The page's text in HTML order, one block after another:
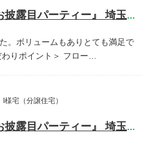
開催しました! 『新築お披露目パーティー』 埼玉県三郷市 S様宅
。ボリュームもありとても満足で
りポイント＞ フロー…
宅（分譲住宅）
開催しました! 『新築お披露目パーティー』 埼玉県越谷市 I様宅